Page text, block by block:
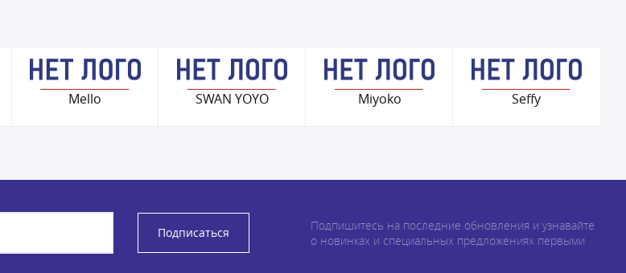
Mello SWAN YOYO Miyoko Seffy
Подписаться
Подпишитесь на последние обновления и узнавайте
о новинках и специальных предложениях первыми